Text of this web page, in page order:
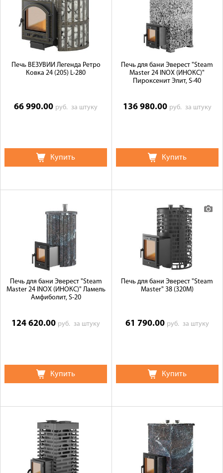
Печь ВЕЗУВИЙ Легенда Ретро
Ковка 24 (205) L-280
66 990.00 руб.за штуку
Купить
Печь для бани Эверест "Steam
Master 24 INOX (ИНОКС)"
Пироксенит Элит, S-40
136 980.00 руб. за штуку
Купить
Печь для бани Эверест "Steam
Master 24 INOX (ИНОКС)" Ламель
Амфиболит, S-20
124 620.00 руб.за штуку
Купить
Печь для бани Эверест "Steam
Master" 38 (320М)
61 790.00 руб. за штуку
Купить